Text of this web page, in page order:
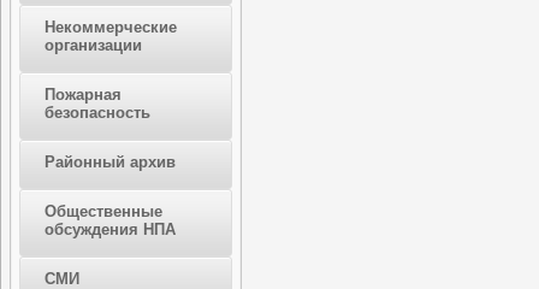
Некоммерческие
организации
Пожарная
безопасность
Районный архив
Общественные
обсуждения НПА
СМИ